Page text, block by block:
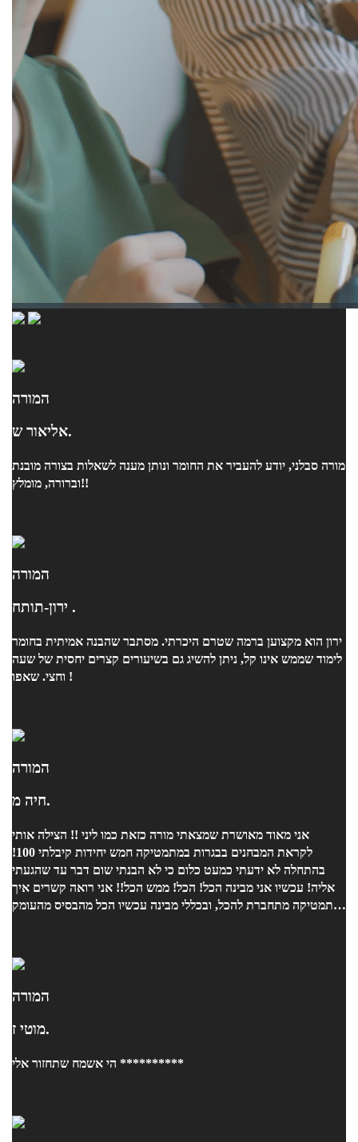
המורה
אליאור ש.
מורה סבלני, יודע להעביר את החומר ונותן מענה לשאלות בצורה מובנת
וברורה, מומלץ!!
המורה
ירון-תותח .
ירון הוא מקצוען ברמה שטרם היכרתי. מסתבר שהבנה אמיתית בחומר
לימוד שממש אינו קל, ניתן להשיג גם בשיעורים קצרים יחסית של שעה
וחצי. שאפו !
המורה
חיה מ.
אני מאוד מאושרת שמצאתי מורה כזאת כמו ליני !! הצילה אותי
לקראת המבחנים בבגרות במתמטיקה חמש יחידות קיבלתי 100!
בהתחלה לא ידעתי כמעט כלום כי לא הבנתי שום דבר עד שהגעתי
אליה! עכשיו אני מבינה הכל! הכל! ממש הכל!! אני רואה קשרים איך
מתמטיקה מתחברת להכל, ובכללי מבינה עכשיו הכל מהבסיס מהעומק
המורה
מוטי ז.
הי אשמח שתחזור אלי **********